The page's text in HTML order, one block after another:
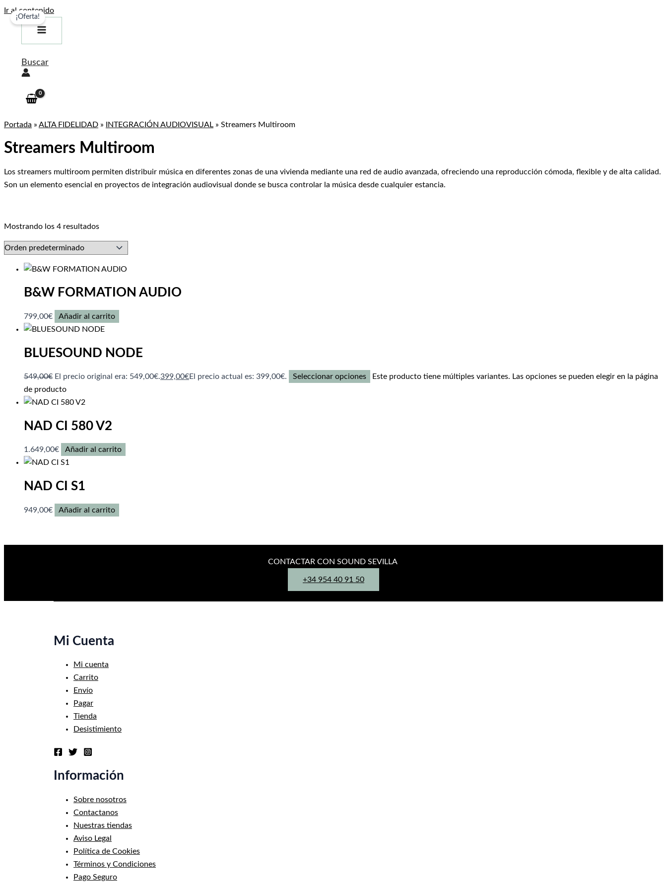
Ir al contenido
Buscar
Portada » ALTA FIDELIDAD » INTEGRACIÓN AUDIOVISUAL » Streamers Multiroom
Streamers Multiroom
Los streamers multiroom permiten distribuir música en diferentes zonas de una vivienda mediante una red de audio avanzada, ofreciendo una reproducción cómoda, flexible y de alta calidad.
Son un elemento esencial en proyectos de integración audiovisual donde se busca controlar la música desde cualquier estancia.
Mostrando los 4 resultados
B&W FORMATION AUDIO
799,00€ Añadir al carrito
¡Oferta!
BLUESOUND NODE
549,00€ El precio original era: 549,00€.399,00€El precio actual es: 399,00€. Seleccionar opciones
Este producto tiene múltiples variantes. Las opciones se pueden elegir en la página
de producto
NAD CI 580 V2
1.649,00€ Añadir al carrito
NAD CI S1
949,00€ Añadir al carrito
CONTACTAR CON SOUND SEVILLA
+34 954 40 91 50
Mi Cuenta
Mi cuenta
Carrito
Envío
Pagar
Tienda
Desistimiento
Información
Sobre nosotros
Contactanos
Nuestras tiendas
Aviso Legal
Política de Cookies
Términos y Condiciones
Pago Seguro